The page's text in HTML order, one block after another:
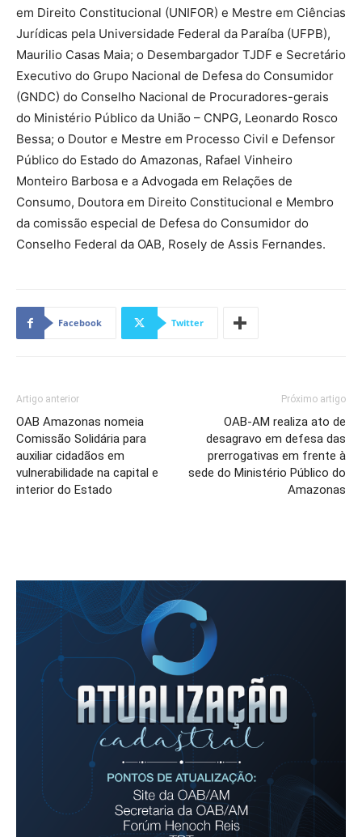
em Direito Constitucional (UNIFOR) e Mestre em Ciências
Jurídicas pela Universidade Federal da Paraíba (UFPB),
Maurilio Casas Maia; o Desembargador TJDF e Secretário
Executivo do Grupo Nacional de Defesa do Consumidor
(GNDC) do Conselho Nacional de Procuradores-gerais
do Ministério Público da União – CNPG, Leonardo Rosco
Bessa; o Doutor e Mestre em Processo Civil e Defensor
Público do Estado do Amazonas, Rafael Vinheiro
Monteiro Barbosa e a Advogada em Relações de
Consumo, Doutora em Direito Constitucional e Membro
da comissão especial de Defesa do Consumidor do
Conselho Federal da OAB, Rosely de Assis Fernandes.
Facebook Twitter
Artigo anterior
OAB Amazonas nomeia
Comissão Solidária para
auxiliar cidadãos em
vulnerabilidade na capital e
interior do Estado
Próximo artigo
OAB-AM realiza ato de
desagravo em defesa das
prerrogativas em frente à
sede do Ministério Público do
Amazonas